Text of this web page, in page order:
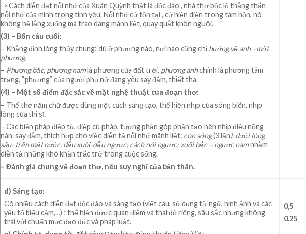
->Cách diễn đạt nỗi nhớ của Xuân Quỳnh thật là độc đáo , nhà thơ bộc lộ thẳng thắn
nỗi nhớ của mình trong tình yêu. Nỗi nhớ cứ tồn tại , cứ hiện diện trong tâm hồn, nó
không hề lắng xuống mà trào dâng mãnh liệt, quay quắt khôn nguôi.
(3) – Bốn câu cuối:
– Khẳng định lòng thủy chung: dù ở phương nào, nơi nào cũng chỉ hướng về anh –một
phương.
– Phương bắc, phương namlà phương của đất trời, phương anhchính là phương tâm
trạng, “phương” của người phụ nữ đang yêu say đắm, thiết tha.
(4) – Một số điểm đặc sắc về mặt nghệ thuật của đoạn thơ:
– Thể thơ năm chữ được dùng một cách sáng tạo, thể hiện nhịp của sóng biển, nhịp
lòng của thi sĩ.
– Các biện pháp điệp từ, điệp cú pháp, tương phản góp phần tạo nên nhịp điệu nồng
nàn, say đắm, thích hợp cho việc diễn tả nỗi nhớ mãnh liệt: con sóng(3 lần), dưới lòng
sâu- trên mặt nước, dẫu xuôi-dẫu ngược; cách nói ngược: xuôi bắc – ngược namnhằm
diễn tả những khó khăn trắc trở trong cuộc sống.
– Đánh giá chung về đoạn thơ, nêu suy nghĩ của bản thân.
d) Sáng tạo:
Có nhiều cách diễn đạt độc đáo và sáng tạo (viết câu, sử dụng từ ngữ, hình ảnh và các
yếu tố biểu cảm,…) ; thể hiện được quan điểm và thái độ riêng, sâu sắc nhưng không
trái với chuẩn mực đạo đức và pháp luật.
0,5
0.25